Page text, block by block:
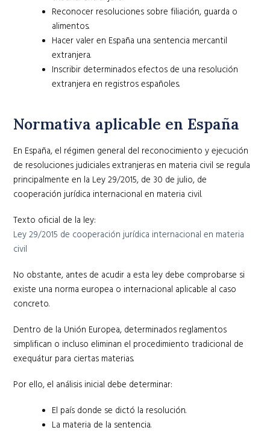
Reconocer resoluciones sobre filiación, guarda o
alimentos.
Hacer valer en España una sentencia mercantil
extranjera.
Inscribir determinados efectos de una resolución
extranjera en registros españoles.
Normativa aplicable en España
En España, el régimen general del reconocimiento y ejecución
de resoluciones judiciales extranjeras en materia civil se regula
principalmente en la Ley 29/2015, de 30 de julio, de
cooperación jurídica internacional en materia civil.
Texto oficial de la ley:
Ley 29/2015 de cooperación jurídica internacional en materia
civil
No obstante, antes de acudir a esta ley debe comprobarse si
existe una norma europea o internacional aplicable al caso
concreto.
Dentro de la Unión Europea, determinados reglamentos
simplifican o incluso eliminan el procedimiento tradicional de
exequátur para ciertas materias.
Por ello, el análisis inicial debe determinar:
El país donde se dictó la resolución.
La materia de la sentencia.